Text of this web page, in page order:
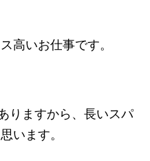
高いお仕事です。
りますから、長いスパ
います。